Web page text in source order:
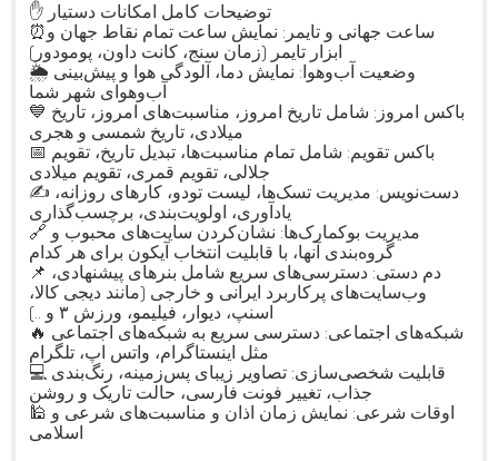
✋ توضیحات کامل امکانات دستیار
⏰ساعت جهانی و تایمر‌: نمایش ساعت تمام نقاط جهان و
ابزار تایمر (زمان سنج، کانت‌ داون، پومودور)
🌦 وضعیت آب‌و‌هوا: نمایش دما، آلودگی هوا و پیش‌بینی
آب‌و‌هوای شهر شما
💙 باکس امروز: شامل تاریخ امروز، مناسبت‌های امروز، تاریخ
میلادی، تاریخ شمسی و هجری
📅 باکس تقویم: شامل تمام مناسبت‌ها، تبدیل تاریخ، تقویم
جلالی، تقویم قمری، تقویم میلادی
✍️ دست‌نویس: مدیریت تسک‌ها، لیست تودو، کارهای روزانه،
یادآوری، اولویت‌بندی، برچسب‌گذاری
🔗 مدیریت بوکمارک‌ها: نشان‌کردن سایت‌های محبوب و
گروه‌بندی آنها، با قابلیت انتخاب آیکون برای هر کدام
📌 دم دستی: دسترسی‌های سریع شامل بنرهای پیشنهادی،
وب‌سایت‌های پرکاربرد ایرانی و خارجی (مانند دیجی کالا،
اسنپ، دیوار، فیلیمو، ورزش ۳ و ..)
🔥 شبکه‌های اجتماعی: دسترسی سریع به شبکه‌های اجتماعی
مثل اینستاگرام، واتس اپ، تلگرام
💻 قابلیت شخصی‌سازی: تصاویر زیبای پس‌زمینه، رنگ‌بندی
جذاب، تغییر فونت فارسی، حالت تاریک و روشن
🕌 اوقات شرعی: نمایش زمان اذان و مناسبت‌های شرعی و
اسلامی